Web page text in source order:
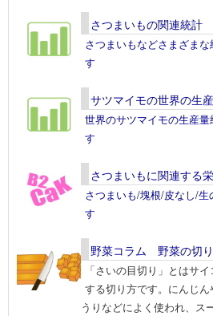
さつまいもの関連統計
さつまいもなどさまざま
す
サツマイモの世界の生
世界のサツマイモの生産
す
さつまいもに関連する
さつまいも/塊根/皮なし/
す
野菜コラム 野菜の切り
「さいの目切り」とはサ
する切り方です。にんじ
うりなどによく使われ、ス